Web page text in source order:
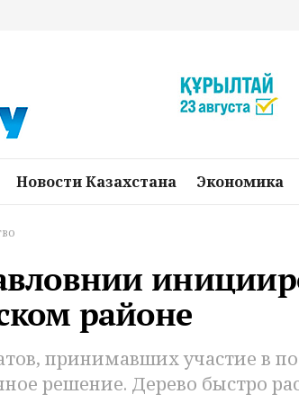
Новости Казахстана Экономика
районе
принимавших участие в
решение. Дерево быстро